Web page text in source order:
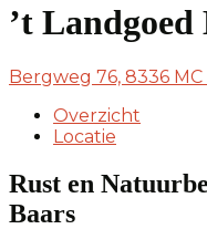
’t Landgoed
Bergweg 76, 8336
Overzicht
Locatie
Rust en
Baars